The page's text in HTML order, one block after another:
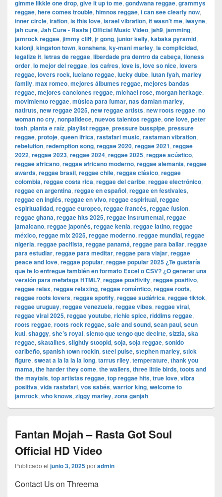
gimme likkle one drop, give it up to me, gondwana reggae, grammys
reggae, here comes trouble, himnos reggae, i can see clearly now,
inner circle, iration, is this love, israel vibration, it wasn't me, iwayne,
jah cure, Jah Cure - Rasta | Official Music Video, jah9, jamming,
jamrock reggae, jimmy cliff, jr gong, junior kelly, kabaka pyramid,
kalonji, kingston town, konshens, ky-mani marley, la complicidad,
legalize it, letras de reggae, liberdade pra dentro da cabeça, lioness
order, lo mejor del reggae, los cafres, love is, love so nice, lovers
reggae, lovers rock, luciano reggae, lucky dube, lutan fyah, marley
family, max romeo, mejores álbumes reggae, mejores bandas
reggae, mejores canciones reggae, michael rose, morgan heritage,
movimiento reggae, música para fumar, nas damian marley,
natiruts, new reggae 2025, new reggae artists, new roots reggae, no
woman no cry, nonpalidece, nuevos talentos reggae, one love, peter
tosh, planta e raíz, playlist reggae, pressure busspipe, pressure
reggae, protoje, queen ifrica, rastafari music, rastaman vibration,
rebelution, redemption song, reggae 2020, reggae 2021, reggae
2022, reggae 2023, reggae 2024, reggae 2025, reggae acústico,
reggae africano, reggae africano moderno, reggae alemania, reggae
awards, reggae brasil, reggae chile, reggae clásico, reggae
colombia, reggae costa rica, reggae del caribe, reggae electrónico,
reggae en argentina, reggae en español, reggae en festivales,
reggae en inglés, reggae en vivo, reggae espiritual, reggae
espiritualidad, reggae europeo, reggae francés, reggae fusion,
reggae ghana, reggae hits 2025, reggae instrumental, reggae
jamaicano, reggae japonés, reggae kenia, reggae latino, reggae
méxico, reggae mix 2025, reggae moderno, reggae mundial, reggae
nigeria, reggae pacifista, reggae panamá, reggae para bailar, reggae
para estudiar, reggae para meditar, reggae para viajar, reggae
peace and love, reggae popular, reggae popular 2025 ¿Te gustaría
que te lo entregue también en formato Excel o CSV? ¿O generar una
versión para metatags HTML?, reggae positivity, reggae positivo,
reggae relax, reggae relaxing, reggae romántico, reggae roots,
reggae roots lovers, reggae spotify, reggae sudáfrica, reggae tiktok,
reggae uruguay, reggae venezuela, reggae vibes, reggae viral,
reggae viral 2025, reggae youtube, richie spice, riddims reggae,
roots reggae, roots rock reggae, safe and sound, sean paul, seun
kuti, shaggy, she’s royal, siento que tengo que decirte, sizzla, ska
reggae, skatalites, slightly stoopid, soja, soja reggae, sonido
caribeño, spanish town rockin, steel pulse, stephen marley, stick
figure, sweat a la la la la long, tarrus riley, temperature, thank you
mama, the harder they come, the wailers, three little birds, toots and
the maytals, top artistas reggae, top reggae hits, true love, vibra
positiva, vida rastafari, vos sabés, warrior king, welcome to
jamrock, who knows, ziggy marley, zona ganjah
Fantan Mojah – Rasta Got Soul
Official HD Video
Publicado el junio 3, 2025poradmin
Contact Us on Threema